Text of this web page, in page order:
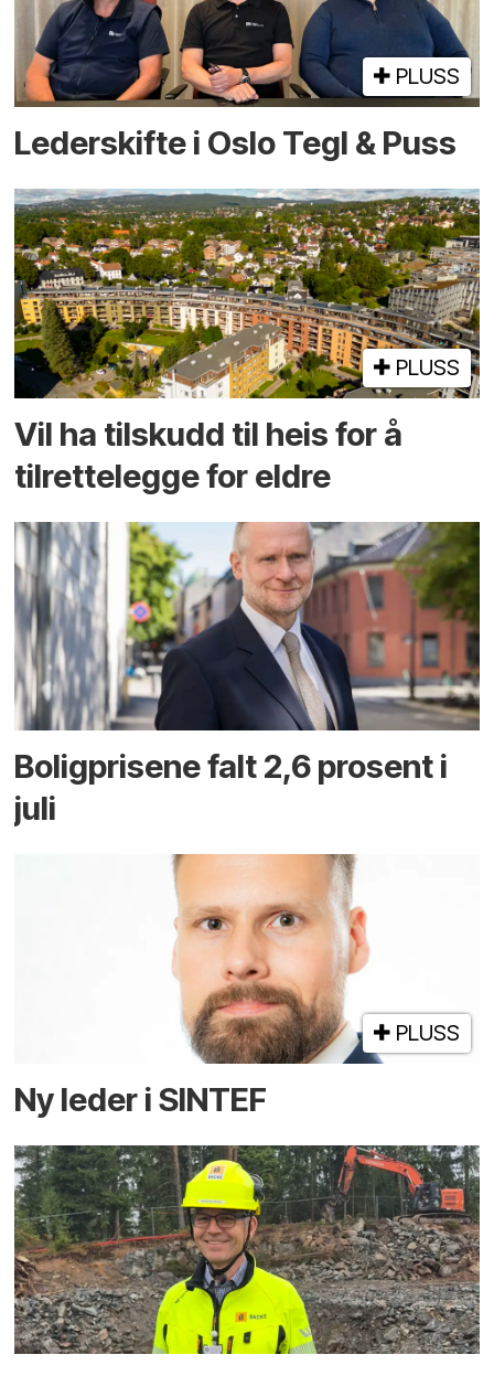
PLUSS
Lederskifte i Oslo Tegl & Puss
PLUSS
Vil ha tilskudd til heis for å
tilrettelegge for eldre
Boligprisene falt 2,6 prosent i
juli
PLUSS
Ny leder i SINTEF